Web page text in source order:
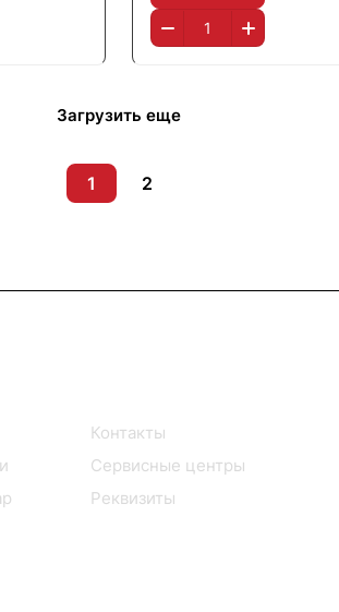
Загрузить еще
1 2
Контакты
Сервисные центры
Реквизиты